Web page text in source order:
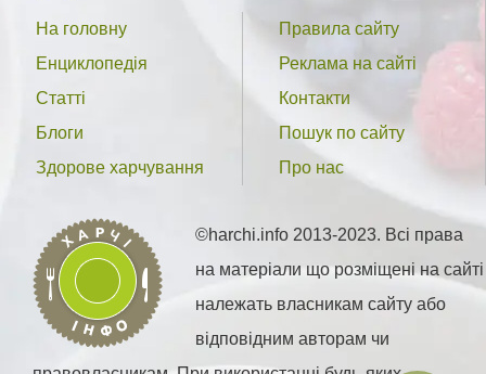
На головну
Енциклопедія
Статті
Блоги
Здорове харчування
Правила сайту
Реклама на сайті
Контакти
Пошук по сайту
Про нас
©harchi.info 2013-2023. Всі права
на матеріали що розміщені на сайті
належать власникам сайту або
відповідним авторам чи